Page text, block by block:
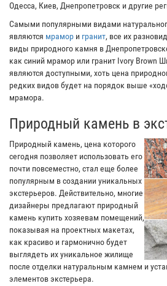
Одесса, Киев, Днепропетровск и другие
Самыми популярными видами
являются мрамор и гранит, все их
виды природного камня в
как синий мрамор или гранит Ivory Brown
являются доступными, хоть цена
редких видов будет на порядок выше
мрамора.
Природный камень в
Природный камень, цена которого
сегодня позволяет использовать его
почти повсеместно, стал еще более
популярным в создании уникальных
экстерьеров. Действительно, многие
дизайнеры предлагают природный
камень купить хозяевам помещений,
показывая на проектных макетах,
как красиво и гармонично будет
выглядеть их уникальное жилище
после отделки натуральным камнем и
элементов экстерьера.